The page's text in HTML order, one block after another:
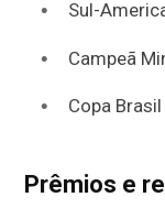
Sul-
Campeã
Copa
Prêmios e